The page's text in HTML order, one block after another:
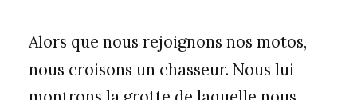
Alors que nous rejoignons nos motos,
nous croisons un chasseur. Nous lui